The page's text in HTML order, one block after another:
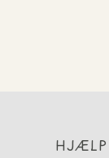
HJÆLP